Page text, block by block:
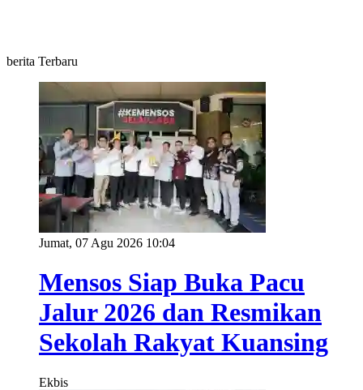
berita Terbaru
Jumat, 07 Agu 2026 10:04
Mensos Siap Buka Pacu
Jalur 2026 dan Resmikan
Sekolah Rakyat Kuansing
Ekbis